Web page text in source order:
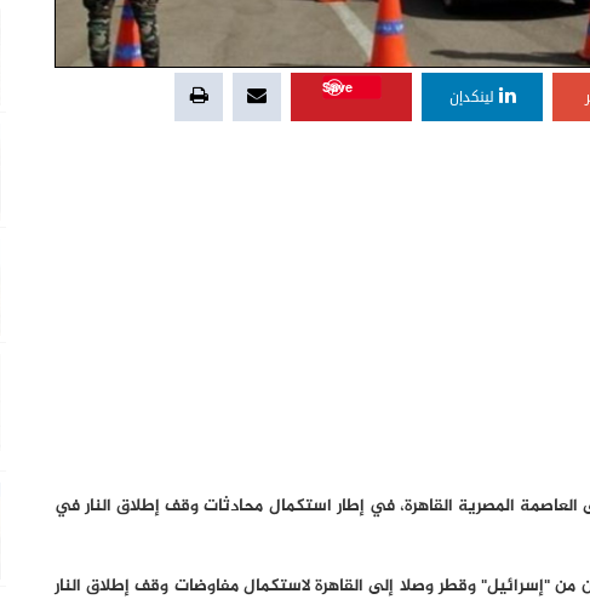
لينكدإن
Save
المصرية القاهرة، في إطار استكمال محادثات وقف إطلاق النار في
من "إسرائيل" وقطر وصلا إلى القاهرة لاستكمال مفاوضات وقف إطلاق النار